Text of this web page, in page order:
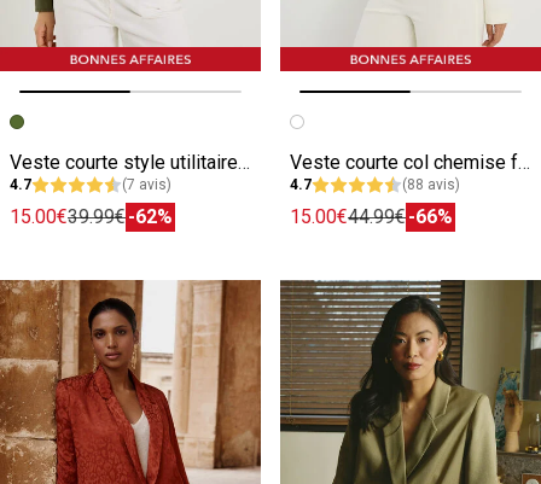
Image précédente
Image suivante
Veste courte style utilitaire femme
4.7 (7 avis)
15.00€39.99€-62%
Image précédente
Image suivante
Veste courte col chemise femme
4.7 (88 avis)
15.00€44.99€-66%